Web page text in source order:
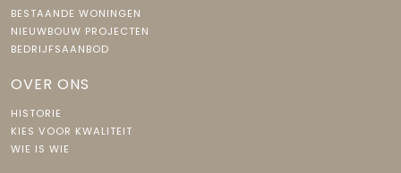
BESTAANDE WONINGEN
NIEUWBOUW PROJECTEN
BEDRIJFSAANBOD
OVER ONS
HISTORIE
KIES VOOR KWALITEIT
WIE IS WIE